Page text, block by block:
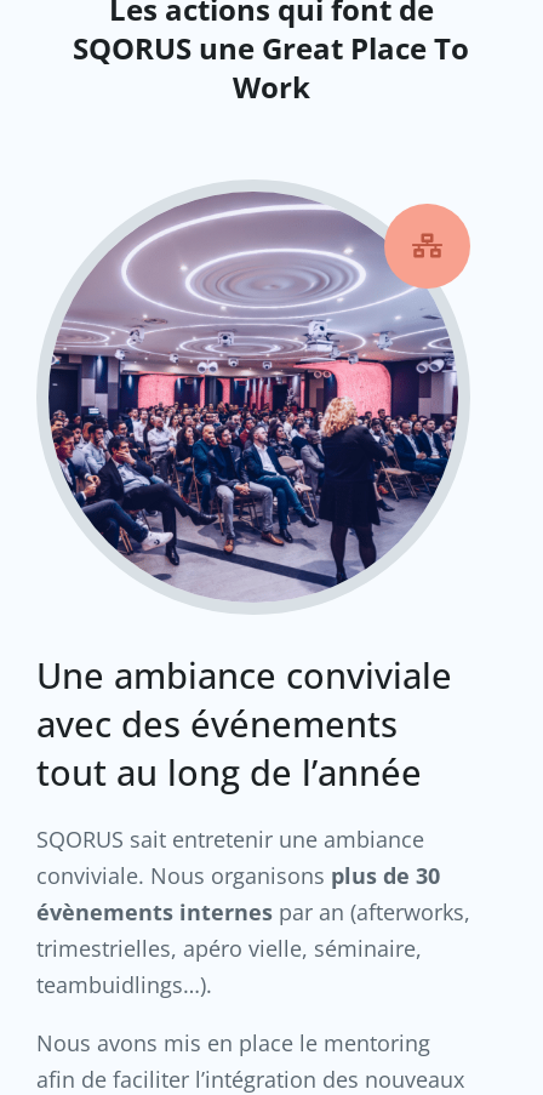
Les actions qui font de
SQORUS une Great Place To
Work

Une ambiance conviviale
avec des événements
tout au long de l’année
SQORUS sait entretenir une ambiance
conviviale. Nous organisons plus de 30
évènements internes par an (afterworks,
trimestrielles, apéro vielle, séminaire,
teambuidlings…).
Nous avons mis en place le mentoring
afin de faciliter l’intégration des nouveaux